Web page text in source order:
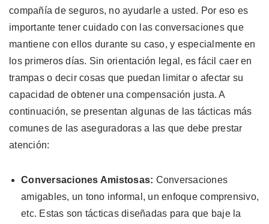
compañía de seguros, no ayudarle a usted. Por eso es
importante tener cuidado con las conversaciones que
mantiene con ellos durante su caso, y especialmente en
los primeros días. Sin orientación legal, es fácil caer en
trampas o decir cosas que puedan limitar o afectar su
capacidad de obtener una compensación justa. A
continuación, se presentan algunas de las tácticas más
comunes de las aseguradoras a las que debe prestar
atención:
Conversaciones Amistosas: Conversaciones
amigables, un tono informal, un enfoque comprensivo,
etc. Estas son tácticas diseñadas para que baje la